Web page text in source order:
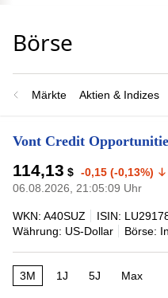
Märkte Aktien & Indizes
Vont Credit
114,13 $ -0,15 (-0,13%)
06.08.2026, 21:05:09 Uhr
WKN: A40SUZ ISIN:
Währung: US-Dollar
Börse:
3M 1J 5J Max